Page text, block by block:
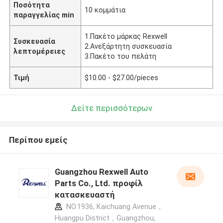
Ποσότητα
παραγγελίας min
10 κομμάτια
Συσκευασία
λεπτομέρειες
1.Πακέτο μάρκας Rexwell
2.Ανεξάρτητη συσκευασία
3.Πακέτο του πελάτη
Τιμή $10.00 - $27.00/pieces
Δείτε περισσότερων
Περίπου εμείς
Guangzhou Rexwell Auto
Parts Co., Ltd. προφίλ
κατασκευαστή
NO.1936, Kaichuang Avenue，
Huangpu District，Guangzhou,